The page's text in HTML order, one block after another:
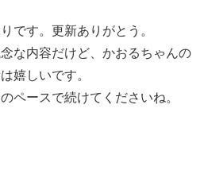
です。更新ありがとう。
な内容だけど、かおるちゃんの
嬉しいです。
ペースで続けてくださいね。